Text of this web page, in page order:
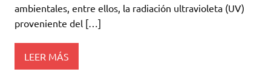
ambientales, entre ellos, la radiación ultravioleta (UV)
proveniente del […]
LEER MÁS